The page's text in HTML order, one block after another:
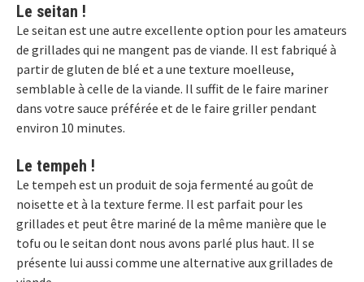
Le seitan !
Le seitan est une autre excellente option pour les amateurs
de grillades qui ne mangent pas de viande. Il est fabriqué à
partir de gluten de blé et a une texture moelleuse,
semblable à celle de la viande. Il suffit de le faire mariner
dans votre sauce préférée et de le faire griller pendant
environ 10 minutes.
Le tempeh !
Le tempeh est un produit de soja fermenté au goût de
noisette et à la texture ferme. Il est parfait pour les
grillades et peut être mariné de la même manière que le
tofu ou le seitan dont nous avons parlé plus haut. Il se
présente lui aussi comme une alternative aux grillades de